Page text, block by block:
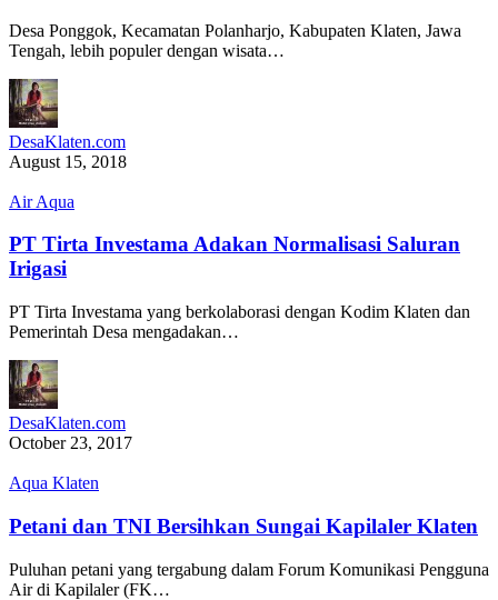
Desa Ponggok, Kecamatan Polanharjo, Kabupaten Klaten, Jawa
Tengah, lebih populer dengan wisata…
DesaKlaten.com
August 15, 2018
Air Aqua
PT Tirta Investama Adakan Normalisasi Saluran
Irigasi
PT Tirta Investama yang berkolaborasi dengan Kodim Klaten dan
Pemerintah Desa mengadakan…
DesaKlaten.com
October 23, 2017
Aqua Klaten
Petani dan TNI Bersihkan Sungai Kapilaler Klaten
Puluhan petani yang tergabung dalam Forum Komunikasi Pengguna
Air di Kapilaler (FK…